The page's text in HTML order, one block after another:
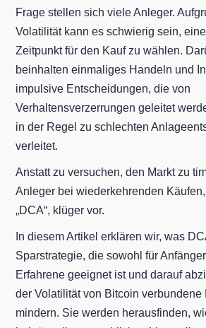
Frage stellen sich viele Anleger.
Volatilität kann es schwierig sein,
Zeitpunkt für den Kauf zu wählen.
beinhalten einmaliges Handeln und
impulsive Entscheidungen, die von
Verhaltensverzerrungen geleitet
in der Regel zu schlechten
verleitet.
Anstatt zu versuchen, den Markt zu
Anleger bei wiederkehrenden
„DCA“, klüger vor.
In diesem Artikel erklären wir, was
Sparstrategie, die sowohl für
Erfahrene geeignet ist und darauf
der Volatilität von Bitcoin verbundene
mindern. Sie werden herausfinden,